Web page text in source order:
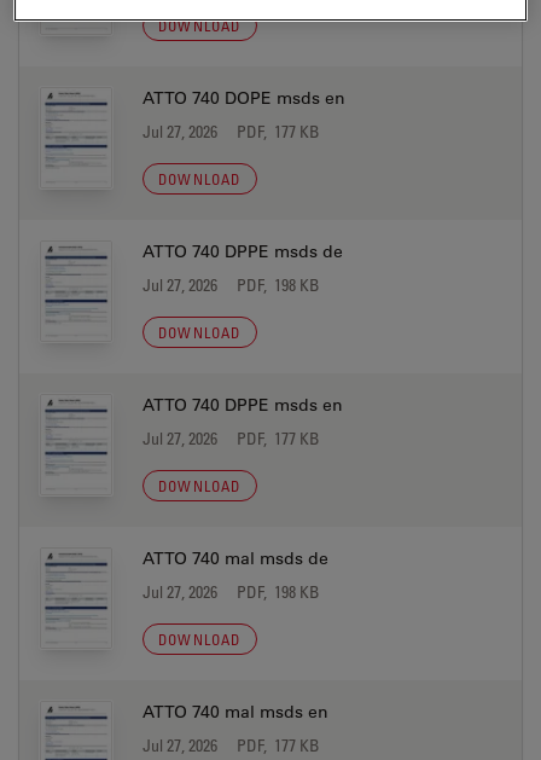
DOWNLOAD
ATTO 740 DOPE msds en
Jul 27, 2026 PDF, 177 KB
DOWNLOAD
ATTO 740 DPPE msds de
Jul 27, 2026 PDF, 198 KB
DOWNLOAD
ATTO 740 DPPE msds en
Jul 27, 2026 PDF, 177 KB
DOWNLOAD
ATTO 740 mal msds de
Jul 27, 2026 PDF, 198 KB
DOWNLOAD
ATTO 740 mal msds en
Jul 27, 2026 PDF, 177 KB